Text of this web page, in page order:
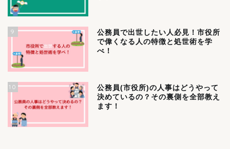
9
公務員で出世したい人必見！市役所
で偉くなる人の特徴と処世術を学
べ！
10
公務員(市役所)の人事はどうやって
決めているの？その裏側を全部教え
ます！